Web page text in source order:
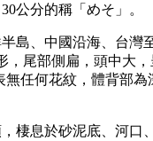
公分的稱「めそ」。
島、中國沿海、台灣
，尾部側扁，頭中大
無任何花紋，體背部為
棲息於砂泥底、河口